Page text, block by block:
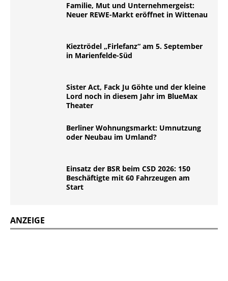
Familie, Mut und Unternehmergeist:
Neuer REWE-Markt eröffnet in Wittenau
Kieztrödel „Firlefanz“ am 5. September
in Marienfelde-Süd
Sister Act, Fack Ju Göhte und der kleine
Lord noch in diesem Jahr im BlueMax
Theater
Berliner Wohnungsmarkt: Umnutzung
oder Neubau im Umland?
Einsatz der BSR beim CSD 2026: 150
Beschäftigte mit 60 Fahrzeugen am
Start
ANZEIGE